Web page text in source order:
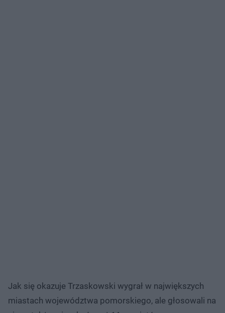
Jak się okazuje Trzaskowski wygrał w największych
miastach województwa pomorskiego, ale głosowali na